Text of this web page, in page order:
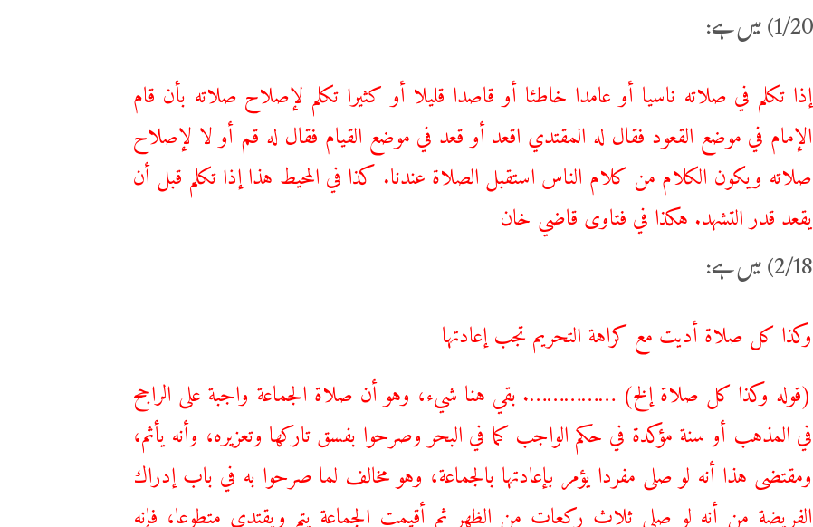
إذا ‌تكلم ‌في ‌صلاته ناسيا أو عامدا خاطئا أو قاصدا قليلا أو كثيرا تكلم لإصلاح صلاته بأن قام
الإمام في موضع القعود فقال له المقتدي اقعد أو قعد في موضع القيام فقال له قم أو لا لإصلاح
صلاته ويكون الكلام من كلام الناس استقبل الصلاة عندنا. كذا في المحيط هذا إذا تكلم قبل أن
يقعد قدر التشهد. هكذا في فتاوى قاضي خان
‌وكذا ‌كل ‌صلاة أديت مع كراهة التحريم تجب إعادتها
(قوله ‌وكذا ‌كل ‌صلاة إلخ) ……………. بقي هنا شيء، وهو أن صلاة الجماعة واجبة على الراجح
في المذهب أو سنة مؤكدة في حكم الواجب كما في البحر وصرحوا بفسق تاركها وتعزيره، وأنه يأثم،
ومقتضى هذا أنه لو صلى مفردا يؤمر بإعادتها بالجماعة، وهو مخالف لما صرحوا به في باب إدراك
الفريضة من أنه لو صلى ثلاث ركعات من الظهر ثم أقيمت الجماعة يتم ويقتدي متطوعا، فإنه